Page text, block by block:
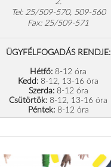
2.
Tel: 25/509-570, 509-560
Fax: 25/509-571
ÜGYFÉLFOGADÁS RENDJE:
Hétfő: 8-12 óra
Kedd: 8-12, 13-16 óra
Szerda:8-12 óra
Csütörtök: 8-12, 13-16 óra
Péntek:8-12 óra